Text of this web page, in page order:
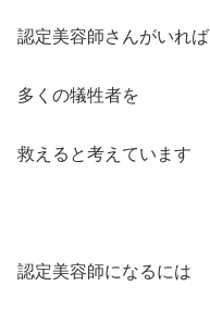
認定美容師さんがいれば
多くの犠牲者を
救えると考えています
認定美容師になるには